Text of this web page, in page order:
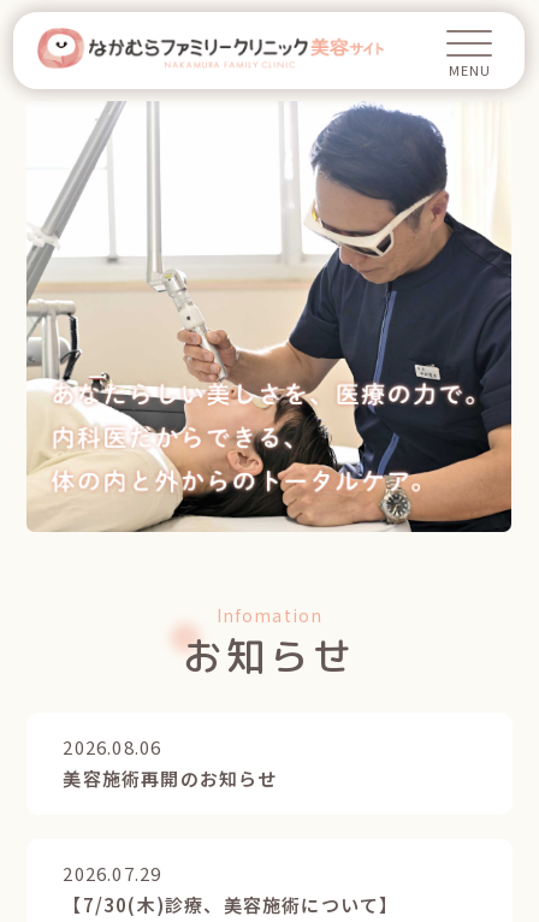
Infomation
お知らせ
2026.08.06
美容施術再開のお知らせ
2026.07.29
【7/30(木)診療、美容施術について】